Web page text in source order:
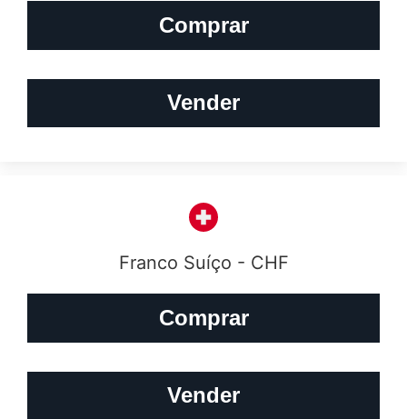
Comprar
Vender
Franco Suíço - CHF
Comprar
Vender